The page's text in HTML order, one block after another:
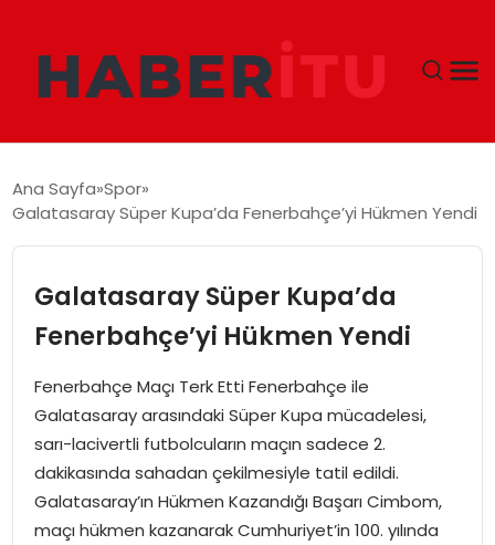
EKONOMI
SIYASET
TEKNOLOJI
EĞITIM
MAGAZIN
Ana Sayfa Spor
Galatasaray Süper Kupa’da Fenerbahçe’yi Hükmen Yendi
Galatasaray Süper Kupa’da
Fenerbahçe’yi Hükmen Yendi
Fenerbahçe Maçı Terk Etti Fenerbahçe ile
Galatasaray arasındaki Süper Kupa mücadelesi,
sarı-lacivertli futbolcuların maçın sadece 2.
dakikasında sahadan çekilmesiyle tatil edildi.
Galatasaray’ın Hükmen Kazandığı Başarı Cimbom,
maçı hükmen kazanarak Cumhuriyet’in 100. yılında